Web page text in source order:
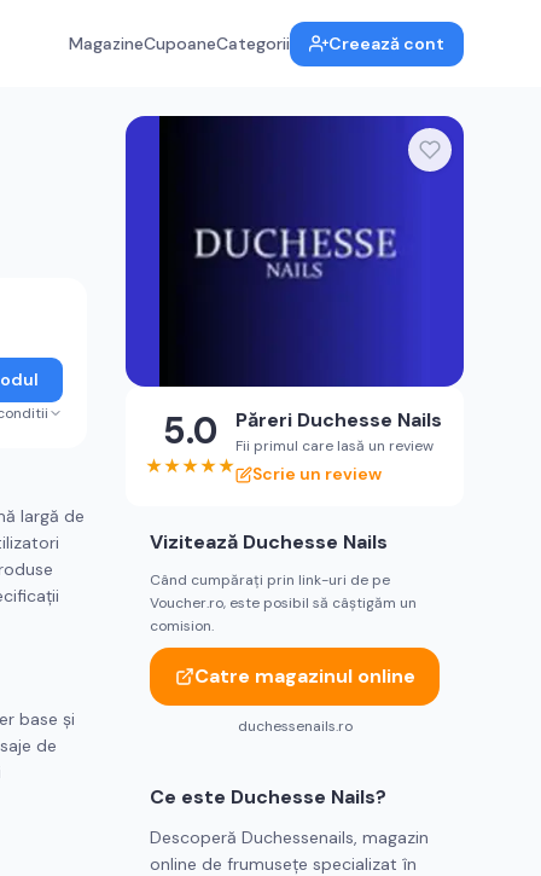
MagazineCupoaneCategorii Creează cont
largă de
base și
de
5.0
★★★★★
Păreri Duchesse Nails
Fii primul care lasă un review
Scrie un review
Vizitează Duchesse Nails
Când cumpărați prin link-uri de pe
Voucher.ro, este posibil să câștigăm un
comision.
Catre magazinul online
duchessenails.ro
Ce este Duchesse Nails?
Descoperă Duchessenails, magazin
online de frumusețe specializat în